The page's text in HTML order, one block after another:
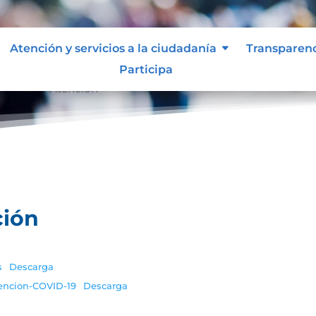
Atención y servicios a la ciudadanía
Participa
Descarga
COVID-19
Descarga